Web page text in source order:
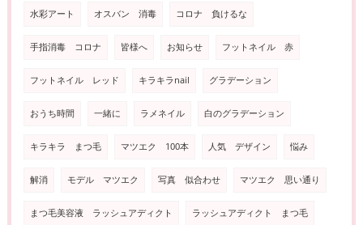
水彩アート オスバン 消毒 コロナ 負けるな
手指消毒 コロナ 皆様へ お知らせ フットネイル 赤
フットネイル レッド キラキラnail グラデーション
おうち時間 一緒に ラメネイル 白のグラデーション
キラキラ まつ毛 マツエク 100本 人気 デザイン 悩み
解消 モデル マツエク 写真 似合わせ マツエク 思い通り
まつ毛美容液 ラッシュアディクト ラッシュアディクト まつ毛